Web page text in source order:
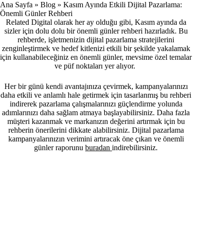
Ana Sayfa » Blog » Kasım Ayında Etkili Dijital Pazarlama:
Önemli Günler Rehberi
Related Digital olarak her ay olduğu gibi, Kasım ayında da
sizler için dolu dolu bir önemli günler rehberi hazırladık. Bu
rehberde, işletmenizin dijital pazarlama stratejilerini
zenginleştirmek ve hedef kitlenizi etkili bir şekilde yakalamak
için kullanabileceğiniz en önemli günler, mevsime özel temalar
ve püf noktaları yer alıyor.
Her bir günü kendi avantajınıza çevirmek, kampanyalarınızı
daha etkili ve anlamlı hale getirmek için tasarlanmış bu rehberi
indirerek pazarlama çalışmalarınızı güçlendirme yolunda
adımlarınızı daha sağlam atmaya başlayabilirsiniz. Daha fazla
müşteri kazanmak ve markanızın değerini artırmak için bu
rehberin önerilerini dikkate alabilirsiniz. Dijital pazarlama
kampanyalarınızın verimini artıracak öne çıkan ve önemli
günler raporunuburadanindirebilirsiniz.